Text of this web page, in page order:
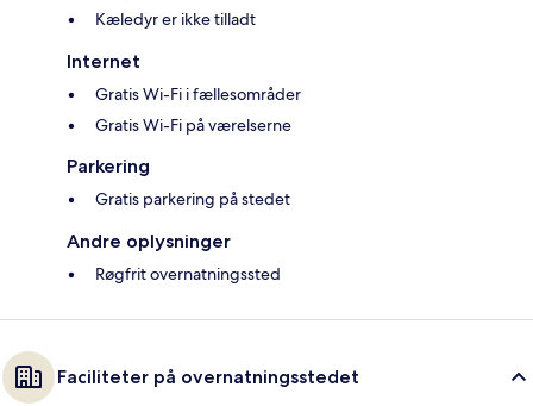
Kæledyr er ikke tilladt
Internet
Gratis Wi-Fi i fællesområder
Gratis Wi-Fi på værelserne
Parkering
Gratis parkering på stedet
Andre oplysninger
Røgfrit overnatningssted
Faciliteter på overnatningsstedet